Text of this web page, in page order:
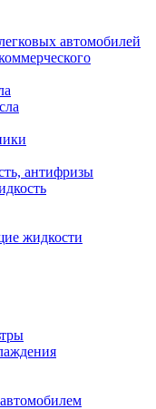
автомобилей
антифризы
жидкости